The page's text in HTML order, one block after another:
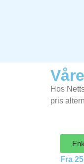
Hos
pris
Fra